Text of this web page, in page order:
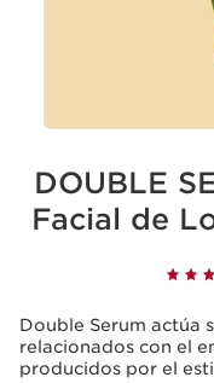
DOUBLE
Facial de
Double Serum actúa
relacionados con el
producidos por el